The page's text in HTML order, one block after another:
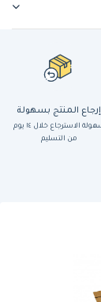
إرجاع المنتج بسهولة
سهولة الاسترجاع خلال ١٤ يوم
من التسليم